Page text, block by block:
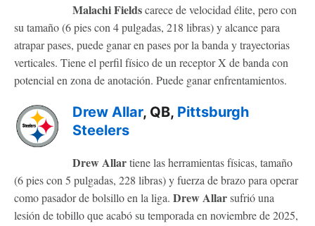
Malachi Fieldscarece de velocidad élite, pero con
su tamaño (6 pies con 4 pulgadas, 218 libras) y alcance para
atrapar pases, puede ganar en pases por la banda y trayectorias
verticales. Tiene el perfil físico de un receptor X de banda con
potencial en zona de anotación. Puede ganar enfrentamientos.
Drew Allar, QB, Pittsburgh
Steelers
Drew Allartiene las herramientas físicas, tamaño
(6 pies con 5 pulgadas, 228 libras) y fuerza de brazo para operar
como pasador de bolsillo en la liga. Drew Allarsufrió una
lesión de tobillo que acabó su temporada en noviembre de 2025,